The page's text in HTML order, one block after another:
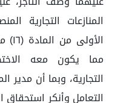
المنازعات التجارية
مما يكون معه
التجارية، وبما أن مدير
التعامل وأنكر استحقاق